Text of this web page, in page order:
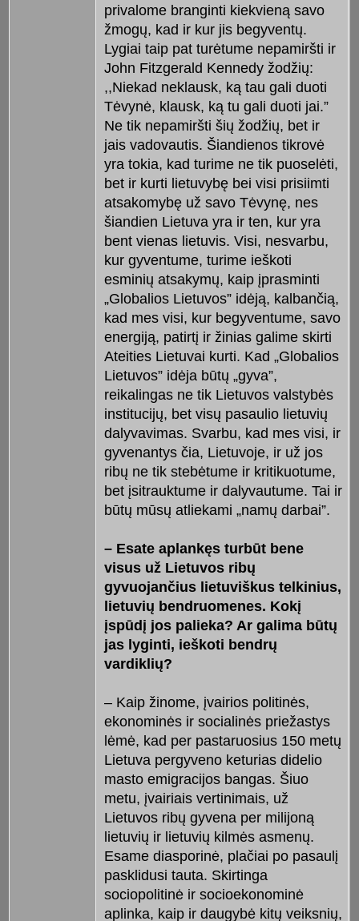
privalome branginti kiekvieną savo
žmogų, kad ir kur jis begyventų.
Lygiai taip pat turėtume nepamiršti ir
John Fitzgerald Kennedy žodžių:
,,Niekad neklausk, ką tau gali duoti
Tėvynė, klausk, ką tu gali duoti jai.”
Ne tik nepamiršti šių žodžių, bet ir
jais vadovautis. Šiandienos tikrovė
yra tokia, kad turime ne tik puoselėti,
bet ir kurti lietuvybę bei visi prisiimti
atsakomybę už savo Tėvynę, nes
šiandien Lietuva yra ir ten, kur yra
bent vienas lietuvis. Visi, nesvarbu,
kur gyventume, turime ieškoti
esminių atsakymų, kaip įprasminti
„Globalios Lietuvos” idėją, kalbančią,
kad mes visi, kur begyventume, savo
energiją, patirtį ir žinias galime skirti
Ateities Lietuvai kurti. Kad „Globalios
Lietuvos” idėja būtų „gyva”,
reikalingas ne tik Lietuvos valstybės
institucijų, bet visų pasaulio lietuvių
dalyvavimas. Svarbu, kad mes visi, ir
gyvenantys čia, Lietuvoje, ir už jos
ribų ne tik stebėtume ir kritikuotume,
bet įsitrauktume ir dalyvautume. Tai ir
būtų mūsų atliekami „namų darbai”.
– Esate aplankęs turbūt bene
visus už Lietuvos ribų
gyvuojančius lietuviškus telkinius,
lietuvių bendruomenes. Kokį
įspūdį jos palieka? Ar galima būtų
jas lyginti, ieškoti bendrų
vardiklių?
– Kaip žinome, įvairios politinės,
ekonominės ir socialinės priežastys
lėmė, kad per pastaruosius 150 metų
Lietuva pergyveno keturias didelio
masto emigracijos bangas. Šiuo
metu, įvairiais vertinimais, už
Lietuvos ribų gyvena per milijoną
lietuvių ir lietuvių kilmės asmenų.
Esame diasporinė, plačiai po pasaulį
pasklidusi tauta. Skirtinga
sociopolitinė ir socioekonominė
aplinka, kaip ir daugybė kitų veiksnių,